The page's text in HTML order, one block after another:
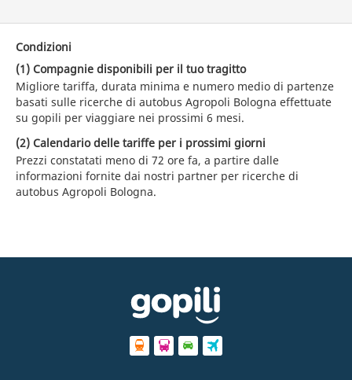
Condizioni
(1) Compagnie disponibili per il tuo tragitto
Migliore tariffa, durata minima e numero medio di partenze
basati sulle ricerche di autobus Agropoli Bologna effettuate
su gopili per viaggiare nei prossimi 6 mesi.
(2) Calendario delle tariffe per i prossimi giorni
Prezzi constatati meno di 72 ore fa, a partire dalle
informazioni fornite dai nostri partner per ricerche di
autobus Agropoli Bologna.